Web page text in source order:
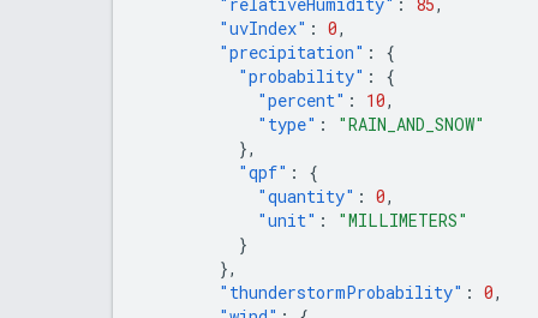
"uvIndex" : 0,
"precipitation" :
{
"probability" :
{
"percent" : 10,
"type" :
"RAIN_AND_SNOW"
},
"qpf" :
{
"quantity" : 0,
"unit" :
"MILLIMETERS"
}
},
"thunderstormProbability" : 0,